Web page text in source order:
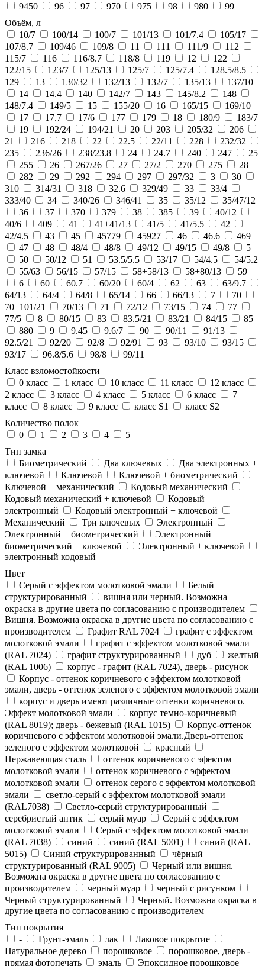
9450
96 97 970 975 98 980
99
Объём, л
10/7
100/14 100/7 101/13 101/7.4
105/17
107/8.7
109/46 109/8 11 111 111/9
112
115/7
116 116/8.7 118/8 119 12
122
122/15
123/7 125/13 125/7 125/7.4
128.5/8.5
129
13 130/32 132/13 132/7 135/13
137/10
14
14.4 140 142/7 143 145/8.2
148
148/7.4
149/5 15 155/20 16 165/15
169/10
17
17.7 17/6 177 179 18 180/9
183/7
19
192/24 194/21 20 203 205/32
206
21
216 218 22 22.5 22/11 228
232/32
235
236/26 238/23.8 24 24.7 240 247
25
255
26 267/26 27 27/2 270 275
28
282
29 292 294 297 297/32 3
30
310
314/31 318 32.6 329/49 33
33/4
333/40
34 340/26 346/41 35 35/12
35/47/12
36
37 370 379 38 385 39
40/12
40/6
409 41 41+41/13 41/5 41/5.5
42
42/4.5
43 45 45779 45927 46 46.6
469
47
48 48/4 48/8 49/12 49/15 49/8
5
50
50/12 51 53.5/5.5 53/17 54/4.5
54/5.2
55/63
56/15 57/15 58+58/13 58+80/13
59
6
60 60.7 60/20 60/4 62 63
63/9.7
64/13
64/4 64/8 65/14 66 66/13 7
70
70+101/21
70/13 71 72/12 73/15 74
77
77/5
8 80/15 83 83.5/21 83/21 84/15
85
880
9 9.45 9.6/7 90 90/11
91/13
92.5/21
92/20 92/8 92/91 93 93/10
93/15
93/17
96.8/5.6 98/8
99/11
Класс взломостойкости
0 класс
1 класс 10 класс 11 класс
12 класс
2 класс
3 класс 4 класс 5 класс 6 класс
7
класс
8 класс 9 класс класс S1
класс S2
Количество полок
0
1 2 3 4
5
Тип замка
Биометрический
Два ключевых
Два электронныx +
ключевой
Ключевой
Ключевой + биометрический
Ключевой + механический
Кодовый механический
Кодовый механический + ключевой
Кодовый
электронный
Кодовый электронный + ключевой
Механический
Три ключевых
Электронный
Электронный + биометрический
Электронный +
биометрический + ключевой
Электронный + ключевой
электронный кодовый
Цвет
Cерый с эффектом молотковой эмали
Белый
структурированный
вишня или черный. Возможна
окраска в другие цвета по согласованию с производителем
Вишня. Возможна окраска в другие цвета по согласованию с
производителем
Графит RAL 7024
графит с эффектом
молотковой эмали
графит с эффектом молотковой эмали
(RAL 7024)
графит структурированный дуб
желтый
(RAL 1006)
корпус - графит (RAL 7024), дверь - рисунок
Корпус - оттенок коричневого с эффектом молотковой
эмали, дверь - оттенок зеленого с эффектом молотковой эмали
корпус и дверь имеют различные оттенки коричневого.
Эффект молотковой эмали
корпус темно-коричневый
(RAL 8019); дверь - бежевый (RAL 1015)
Корпус-оттенок
коричневого с эффектом молотковой эмали.Дверь-оттенок
зеленого с эффектом молотковой
красный
Нержавеющая сталь
оттенок коричневого с эфектом
молотковой эмали
оттенок коричневого с эффектом
молотковой эмали
оттенок серого с эффектом молотковой
эмали
светло-серый с эффектом молотковой эмали
(RAL7038)
Светло-серый структурированный
серебристый антик
серый муар
Серый с эффектом
молотковой эмали
Серый с эффектом молотковой эмали
(RAL 7038)
синий синий (RAL 5001)
синий (RAL
5015)
Синий структурированный
чёрный
структурированный (RAL 9005)
Черный или вишня.
Возможна окраска в другие цвета по согласованию с
производителем
черный муар
черный с рисунком
Черный структурированный
Черный. Возможна окраска в
другие цвета по согласованию с производителем
Тип покрытия
-
Грунт-эмаль лак
Лаковое покрытие
Натуральное дерево
порошковое
порошковое, дверь -
прямая фотопечать
эмаль Эпоксидное порошковое